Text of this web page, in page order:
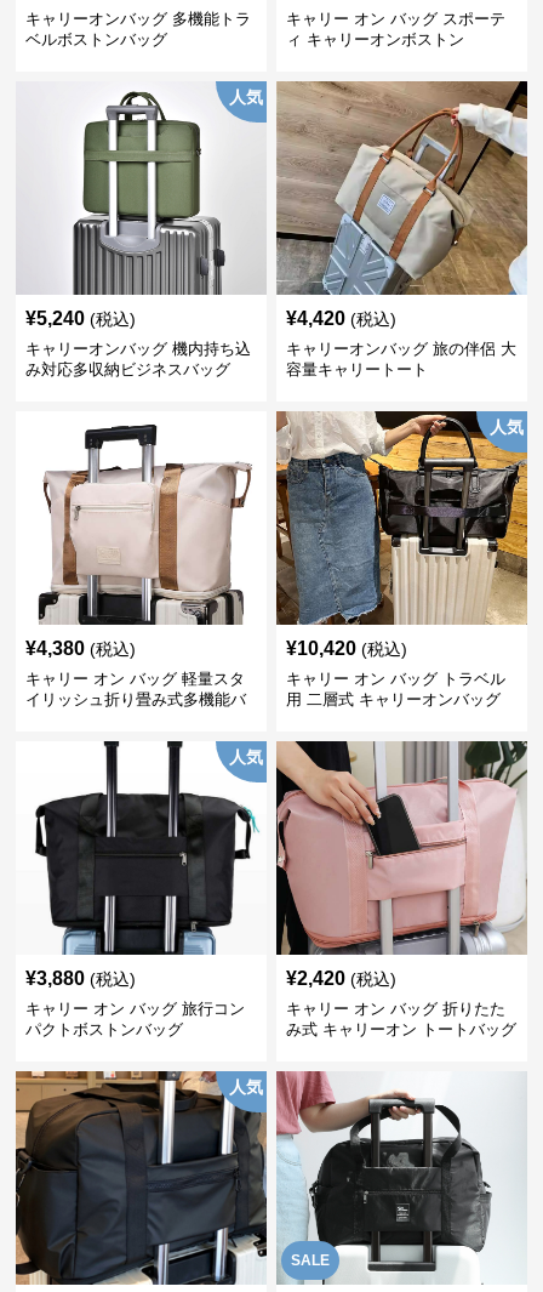
キャリーオンバッグ 多機能トラ
ベルボストンバッグ
キャリー オン バッグ スポーテ
ィ キャリーオンボストン
人気
¥5,240 (税込)
キャリーオンバッグ 機内持ち込
み対応多収納ビジネスバッグ
¥4,420 (税込)
キャリーオンバッグ 旅の伴侶 大
容量キャリートート
¥4,380 (税込)
キャリー オン バッグ 軽量スタ
イリッシュ折り畳み式多機能バ
人気
¥10,420 (税込)
キャリー オン バッグ トラベル
用 二層式 キャリーオンバッグ
人気
¥3,880 (税込)
キャリー オン バッグ 旅行コン
パクトボストンバッグ
¥2,420 (税込)
キャリー オン バッグ 折りたた
み式 キャリーオン トートバッグ
人気
SALE